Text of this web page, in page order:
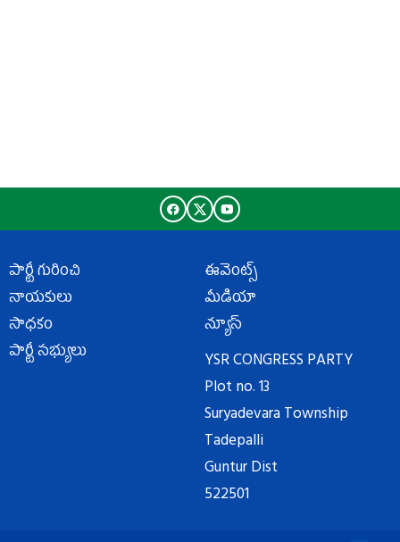
పార్టీ గురించి
నాయకులు
సాధకం
పార్టీ సభ్యులు
ఈవెంట్స్
మీడియా
న్యూస్
YSR CONGRESS PARTY
Plot no. 13
Suryadevara Township
Tadepalli
Guntur Dist
522501